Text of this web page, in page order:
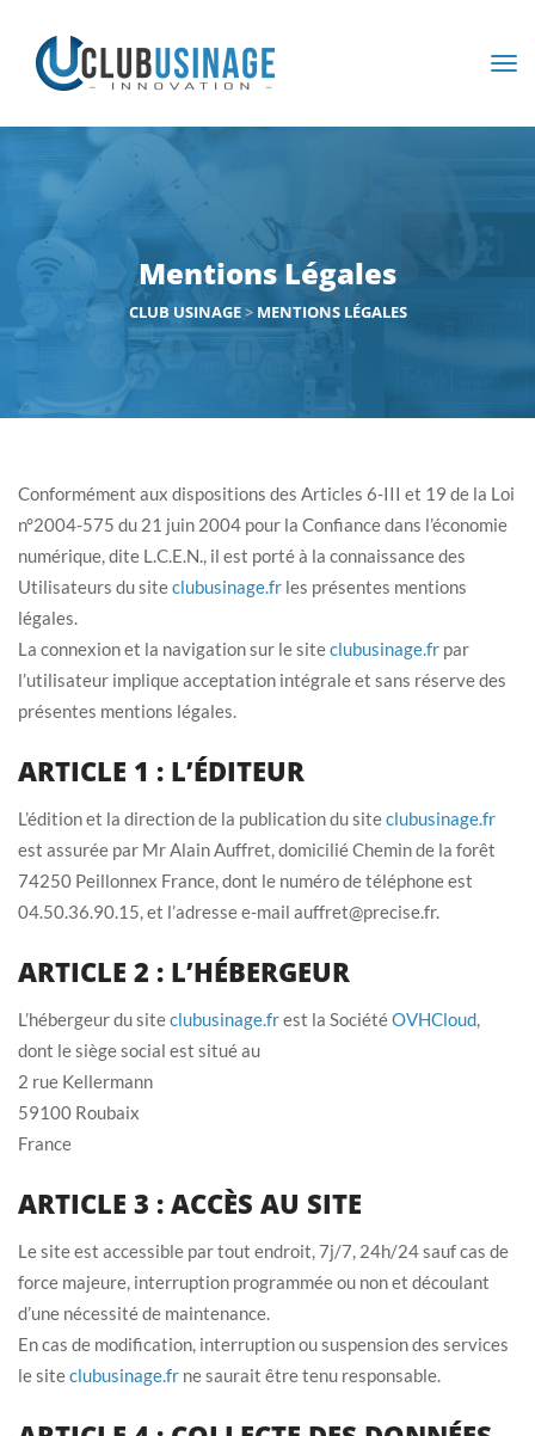
Mentions Légales
CLUB USINAGE> MENTIONS LÉGALES
Conformément aux dispositions des Articles 6-III et 19 de la Loi
n°2004-575 du 21 juin 2004 pour la Confiance dans l’économie
numérique, dite L.C.E.N., il est porté à la connaissance des
Utilisateurs du siteclubusinage.fr les présentes mentions
légales.
La connexion et la navigation sur le siteclubusinage.fr par
l’utilisateur implique acceptation intégrale et sans réserve des
présentes mentions légales.
ARTICLE 1 : L’ÉDITEUR
L’édition et la direction de la publication du siteclubusinage.fr
est assurée par Mr Alain Auffret, domicilié Chemin de la forêt
74250 Peillonnex France, dont le numéro de téléphone est
04.50.36.90.15, et l’adresse e-mail auffret@precise.fr.
ARTICLE 2 : L’HÉBERGEUR
L’hébergeur du siteclubusinage.frest la SociétéOVHCloud,
dont le siège social est situé au
2 rue Kellermann
59100 Roubaix
France
ARTICLE 3 : ACCÈS AU SITE
Le site est accessible par tout endroit, 7j/7, 24h/24 sauf cas de
force majeure, interruption programmée ou non et découlant
d’une nécessité de maintenance.
En cas de modification, interruption ou suspension des services
le siteclubusinage.fr ne saurait être tenu responsable.